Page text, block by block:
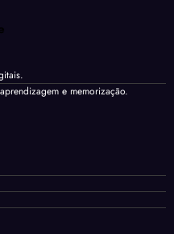
e memorização.